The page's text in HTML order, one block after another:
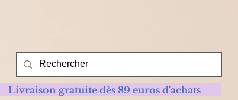
Livraison gratuite dès 89 euros d'achats